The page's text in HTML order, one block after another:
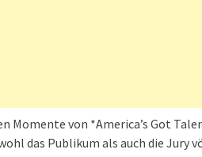
Momente von *America’s Got
das Publikum als auch die Jury